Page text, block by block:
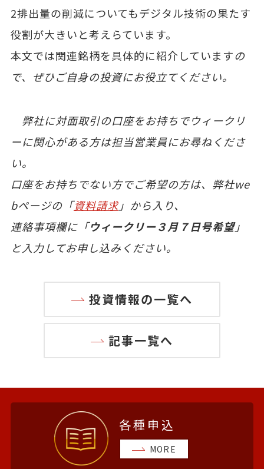
2排出量の削減についてもデジタル技術の果たす
役割が大きいと考えらています。
本文では関連銘柄を具体的に紹介していますの
で、ぜひご自身の投資にお役立てください。
弊社に対面取引の口座をお持ちでウィークリ
ーに関心がある方は担当営業員にお尋ねくださ
い。
口座をお持ちでない方でご希望の方は、弊社we
bページの「資料請求」から入り、
連絡事項欄に「ウィークリー３月７日号希望」
と入力してお申し込みください。
投資情報の一覧へ
記事一覧へ
各種申込
MORE